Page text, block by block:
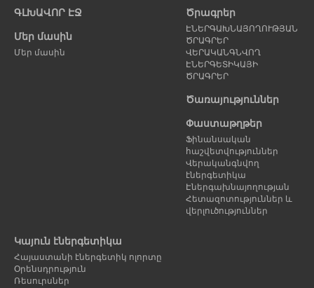
էջ
ԳԼԽԱՎՈՐ ԷՋ
Մեր մասին
Մեր մասին
Ծրագրեր
ԷՆԵՐԳԱԽՆԱՅՈՂՈՒԹՅԱՆ
ԾՐԱԳՐԵՐ
ՎԵՐԱԿԱՆԳՆՎՈՂ
ԷՆԵՐԳԵՏԻԿԱՅԻ
ԾՐԱԳՐԵՐ
Ծառայություններ
Փաստաթղթեր
Ֆինանսական
հաշվետվություններ
Վերականգնվող
էներգետիկա
Էներգախնայողության
Հետազոտություններ և
վերլուծություններ
Կայուն էներգետիկա
Հայաստանի էներգետիկ ոլորտը
Օրենսդրություն
Ռեսուրսներ